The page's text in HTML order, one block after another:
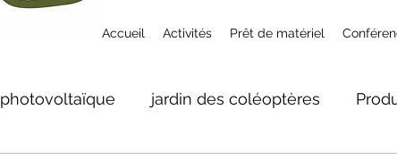
Accueil Activités Prêt de matériel
photovoltaïque jardin des coléoptères